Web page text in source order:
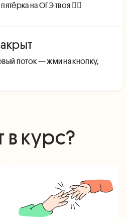
на ОГЭ твоя 👇🏻
поток — жми на кнопку,
в курс?